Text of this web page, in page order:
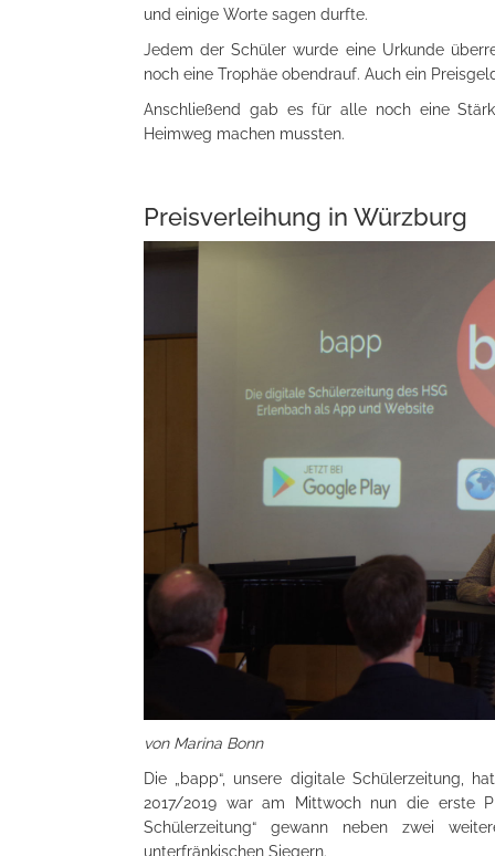
und einige Worte sagen durfte.
Jedem der Schüler wurde eine Urkunde
noch eine Trophäe obendrauf. Auch ein
Anschließend gab es für alle noch eine
Heimweg machen mussten.
Preisverleihung in Würzburg
von Marina Bonn
Die „bapp“, unsere digitale Schülerzeitung,
2017/2019 war am Mittwoch nun die erste
Schülerzeitung“ gewann neben zwei
unterfränkischen Siegern.